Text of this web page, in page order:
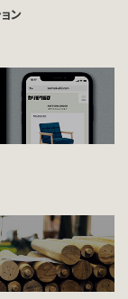
ン